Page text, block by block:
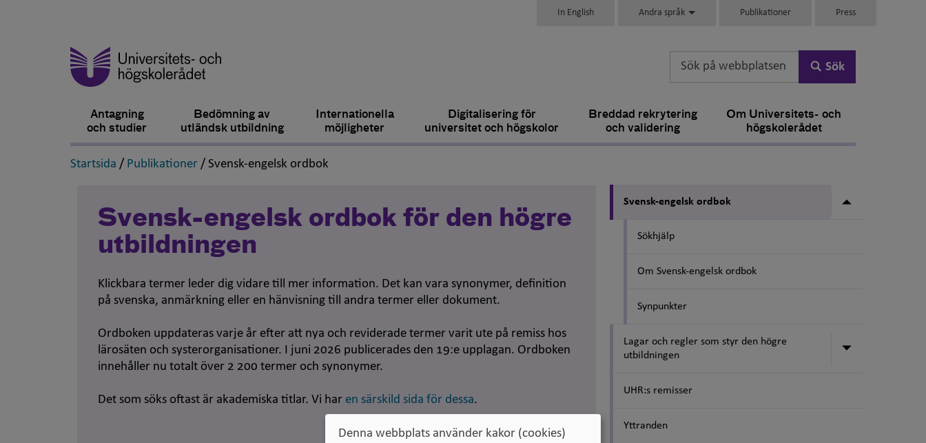
In English Andra språk Publikationer Press
Sök
Antagning
och studier
Bedömning av
utländsk utbildning
Internationella
möjligheter
Digitalisering för
universitet och högskolor
Breddad rekrytering
och validering
Om Universitets- och
högskolerådet
Startsida ,
/ Publikationer ,
/ Svensk-engelsk ordbok
Svensk-engelsk ordbok för den högre
utbildningen
Klickbara termer leder dig vidare till mer information. Det kan vara synonymer, definition
på svenska, anmärkning eller en hänvisning till andra termer eller dokument.
Ordboken uppdateras varje år efter att nya och reviderade termer varit ute på remiss hos
lärosäten och systerorganisationer. I juni 2026 publicerades den 19:e upplagan. Ordboken
innehåller nu totalt över 2 200 termer och synonymer.
Det som söks oftast är akademiska titlar. Vi har en särskild sida för dessa.
Svensk-engelsk ordbok Undermeny
Sökhjälp
Om Svensk-engelsk ordbok
Synpunkter
Lagar och regler som styr den högre
utbildningen
Undermeny
UHR:s remisser
Yttranden
Denna webbplats använder kakor (cookies)